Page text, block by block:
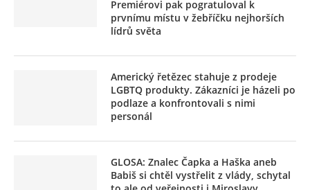
Premiérovi pak pogratuloval k
prvnímu místu v žebříčku nejhorších
lídrů světa
Americký řetězec stahuje z prodeje
LGBTQ produkty. Zákazníci je házeli po
podlaze a konfrontovali s nimi
personál
GLOSA: Znalec Čapka a Haška aneb
Babiš si chtěl vystřelit z vlády, schytal